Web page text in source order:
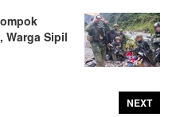
Warga Sipil
NEXT